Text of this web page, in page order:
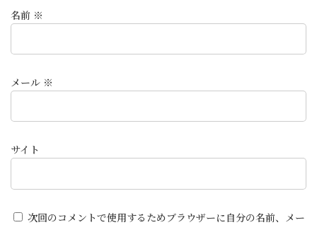
名前 ※
メール ※
サイト
次回のコメントで使用するためブラウザーに自分の名前、メー